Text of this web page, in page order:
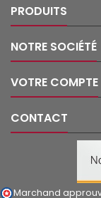
PRODUITS
NOTRE SOCIÉTÉ
VOTRE COMPTE
CONTACT
Marchand